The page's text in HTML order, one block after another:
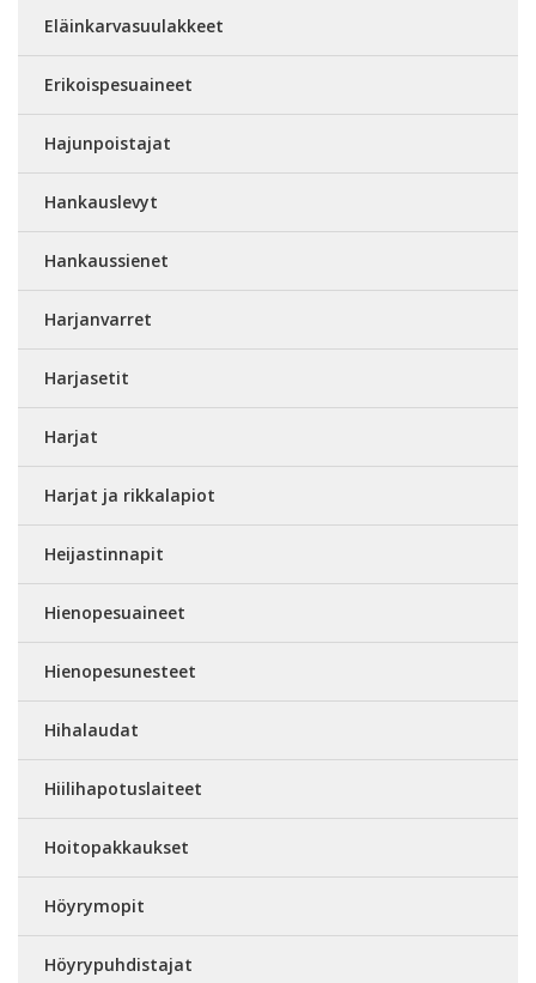
Eläinkarvasuulakkeet
Erikoispesuaineet
Hajunpoistajat
Hankauslevyt
Hankaussienet
Harjanvarret
Harjasetit
Harjat
Harjat ja rikkalapiot
Heijastinnapit
Hienopesuaineet
Hienopesunesteet
Hihalaudat
Hiilihapotuslaiteet
Hoitopakkaukset
Höyrymopit
Höyrypuhdistajat